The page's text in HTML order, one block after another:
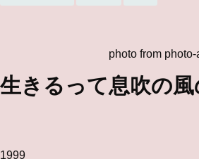
photo from photo-
生きるって息吹の
ふゆど
1999